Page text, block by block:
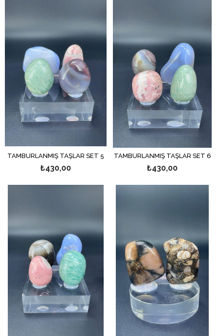
TAMBURLANMIŞ TAŞLAR SET 5
₺430,00
TAMBURLANMIŞ TAŞLAR SET 6
₺430,00